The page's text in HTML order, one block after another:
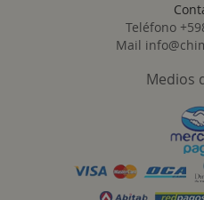
Teléfono
Mail
Medios